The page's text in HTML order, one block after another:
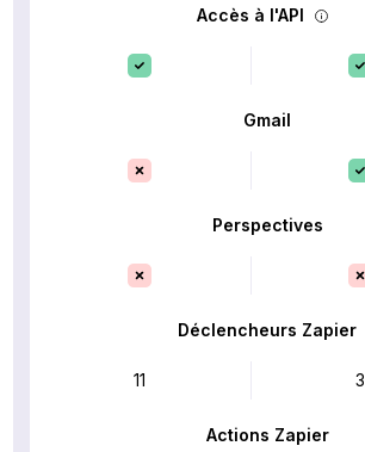
Accès à l'API
Gmail
Perspectives
Déclencheurs Zapier
11 3
Actions Zapier